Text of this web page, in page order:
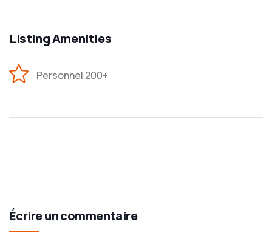
Listing Amenities
Personnel 200+
Écrire un commentaire